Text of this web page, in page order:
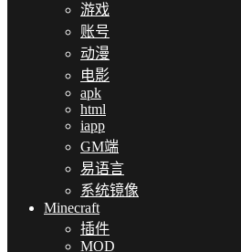
游戏
账号
动漫
电影
apk
html
iapp
GM端
易语言
系统镜像
Minecraft
插件
MOD